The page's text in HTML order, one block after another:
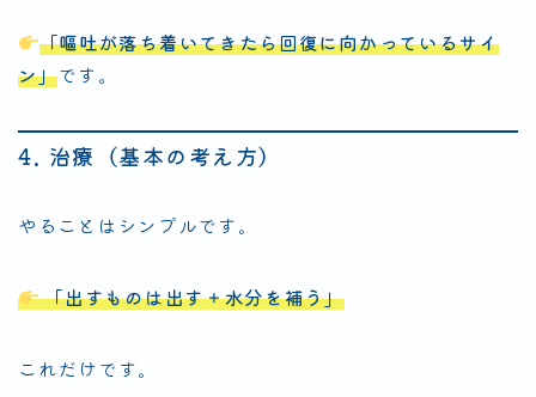
「嘔吐が落ち着いてきたら回復に向かっているサイ
ン」です。
4. 治療（基本の考え方）
やることはシンプルです。
「出すものは出す＋水分を補う」
これだけです。